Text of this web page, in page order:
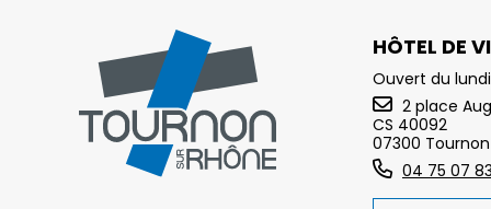
HÔTEL DE
Ouvert du
2 place
CS 40092
07300
04 75 07